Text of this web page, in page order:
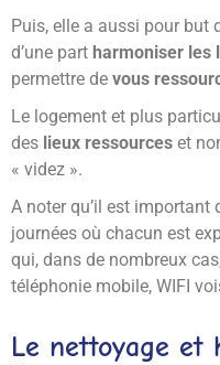
Puis, elle a aussi pour but
d’une part harmoniser les
permettre de vous
Le logement et plus
des lieux ressources et
« videz ».
A noter qu’il est important
journées où chacun est
qui, dans de nombreux
téléphonie mobile, WIFI
Le nettoyage et